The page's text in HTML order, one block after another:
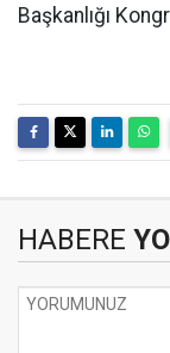
Başkanlığı
HABERE